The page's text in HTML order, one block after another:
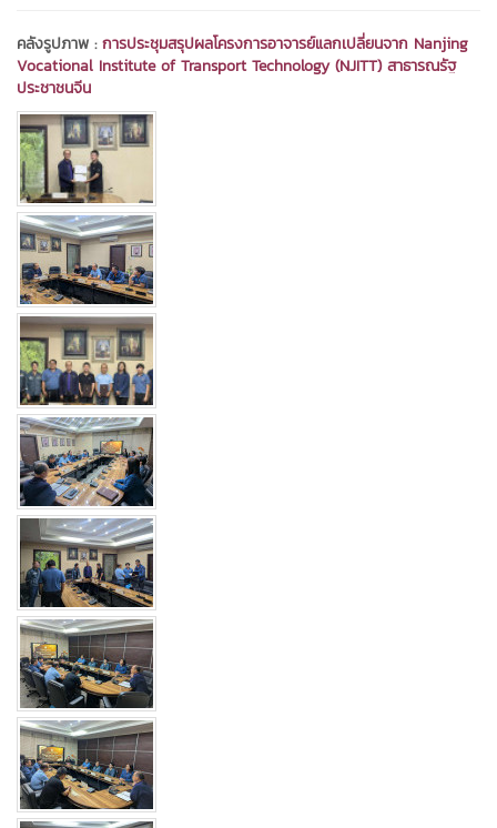
คลังรูปภาพ :การประชุมสรุปผลโครงการอาจารย์แลกเปลี่ยนจาก Nanjing
Vocational Institute of Transport Technology (NJITT) สาธารณรัฐ
ประชาชนจีน